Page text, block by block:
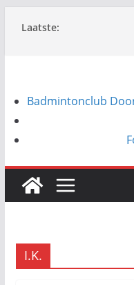
naar
Laatste:
Badmintonclub
I.K.